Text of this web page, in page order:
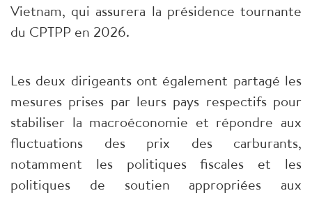
Vietnam, qui assurera la présidence tournante
du CPTPP en 2026.
Les deux dirigeants ont également partagé les
mesures prises par leurs pays respectifs pour
stabiliser la macroéconomie et répondre aux
fluctuations des prix des carburants,
notamment les politiques fiscales et les
politiques de soutien appropriées aux